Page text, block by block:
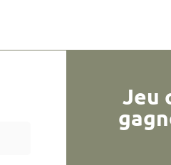
Jeu